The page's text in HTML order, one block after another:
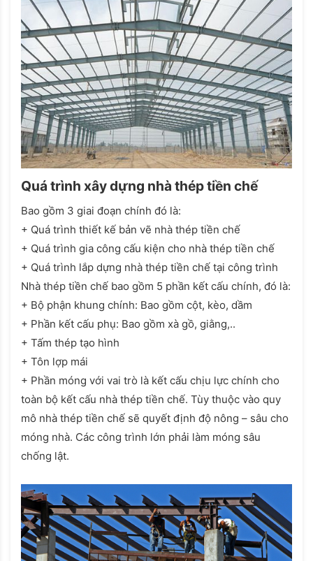
Quá trình xây dựng nhà thép tiền chế
Bao gồm 3 giai đoạn chính đó là:
+ Quá trình thiết kế bản vẽ nhà thép tiền chế
+ Quá trình gia công cấu kiện cho nhà thép tiền chế
+ Quá trình lắp dựng nhà thép tiền chế tại công trình
Nhà thép tiền chế bao gồm 5 phần kết cấu chính, đó là:
+ Bộ phận khung chính: Bao gồm cột, kèo, dầm
+ Phần kết cấu phụ: Bao gồm xà gồ, giằng,..
+ Tấm thép tạo hình
+ Tôn lợp mái
+ Phần móng với vai trò là kết cấu chịu lực chính cho
toàn bộ kết cấu nhà thép tiền chế. Tùy thuộc vào quy
mô nhà thép tiền chế sẽ quyết định độ nông – sâu cho
móng nhà. Các công trình lớn phải làm móng sâu
chống lật.